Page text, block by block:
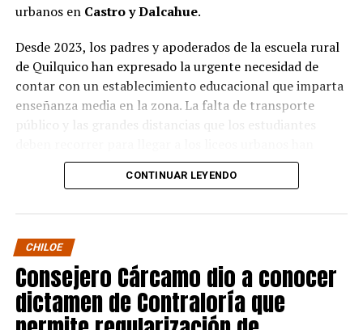
urbanos en Castro y Dalcahue.
Desde 2023, los padres y apoderados de la escuela rural
de Quilquico han expresado la urgente necesidad de
contar con un establecimiento educacional que imparta
enseñanza media en la zona. La falta de transporte
público y las grandes distancias que los estudiantes
generado preocupaciones sobre el desapego familiar y el
aumento de la deserción escolar.
Durante la visita, el Seremi de Educación pudo conocer
de primera mano el proyecto educativo de la escuela, el
cual tiene una fuerte orientación cultural, ambiental e
indígena. Los padres y apoderados presentaron sus
argumentos sobre la necesidad de avanzar en la
creación de un centro de enseñanza media en la
CONTINUAR LEYENDO
CHILOE
Consejero Cárcamo dio a conocer
dictamen de Contraloría que